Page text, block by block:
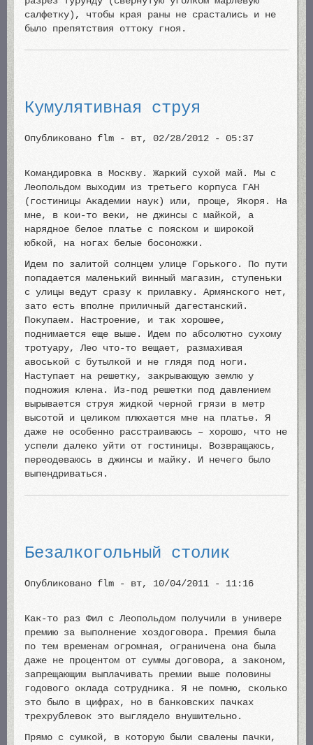
салфетку), чтобы края раны не срастались и не
было препятствия оттоку гноя.
Кумулятивная струя
Опубликовано flm - вт, 02/28/2012 - 05:37
Командировка в Москву. Жаркий сухой май. Мы с
Леопольдом выходим из третьего корпуса ГАН
(гостиницы Академии наук) или, проще, Якоря. На
мне, в кои-то веки, не джинсы с майкой, а
нарядное белое платье с пояском и широкой
юбкой, на ногах белые босоножки.
Идем по залитой солнцем улице Горького. По пути
попадается маленький винный магазин, ступеньки
с улицы ведут сразу к прилавку. Армянского нет,
зато есть вполне приличный дагестанский.
Покупаем. Настроение, и так хорошее,
поднимается еще выше. Идем по абсолютно сухому
тротуару, Лео что-то вещает, размахивая
авоськой с бутылкой и не глядя под ноги.
Наступает на решетку, закрывающую землю у
подножия клена. Из-под решетки под давлением
вырывается струя жидкой черной грязи в метр
высотой и целиком плюхается мне на платье. Я
даже не особенно расстраиваюсь – хорошо, что не
успели далеко уйти от гостиницы. Возвращаюсь,
переодеваюсь в джинсы и майку. И нечего было
выпендриваться.
Безалкогольный столик
Опубликовано flm - вт, 10/04/2011 - 11:16
Как-то раз Фил с Леопольдом получили в универе
премию за выполнение хоздоговора. Премия была
по тем временам огромная, ограничена она была
даже не процентом от суммы договора, а законом,
запрещающим выплачивать премии выше половины
годового оклада сотрудника. Я не помню, сколько
это было в цифрах, но в банковских пачках
трехрублевок это выглядело внушительно.
Прямо с сумкой, в которую были свалены пачки,